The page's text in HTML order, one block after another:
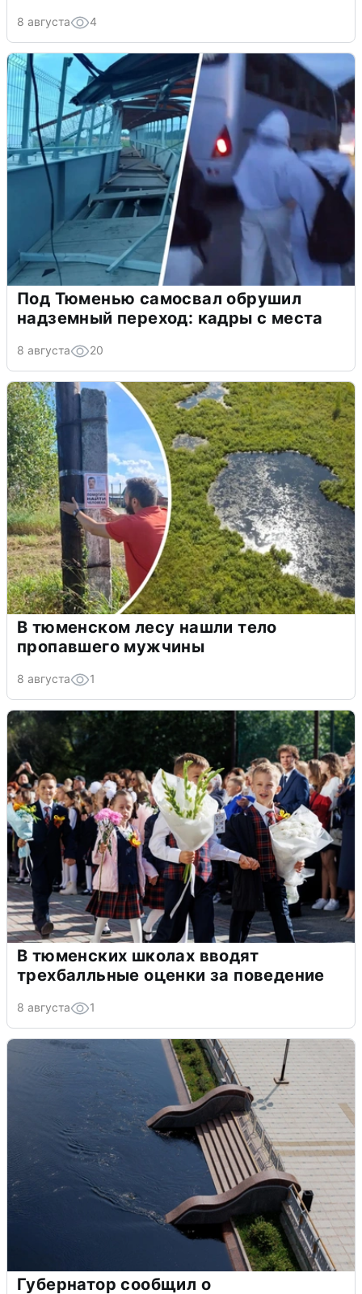
8 августа 4
Под Тюменью самосвал обрушил
надземный переход: кадры с места
8 августа 20
В тюменском лесу нашли тело
пропавшего мужчины
8 августа 1
В тюменских школах вводят
трехбалльные оценки за поведение
8 августа 1
Губернатор сообщил о